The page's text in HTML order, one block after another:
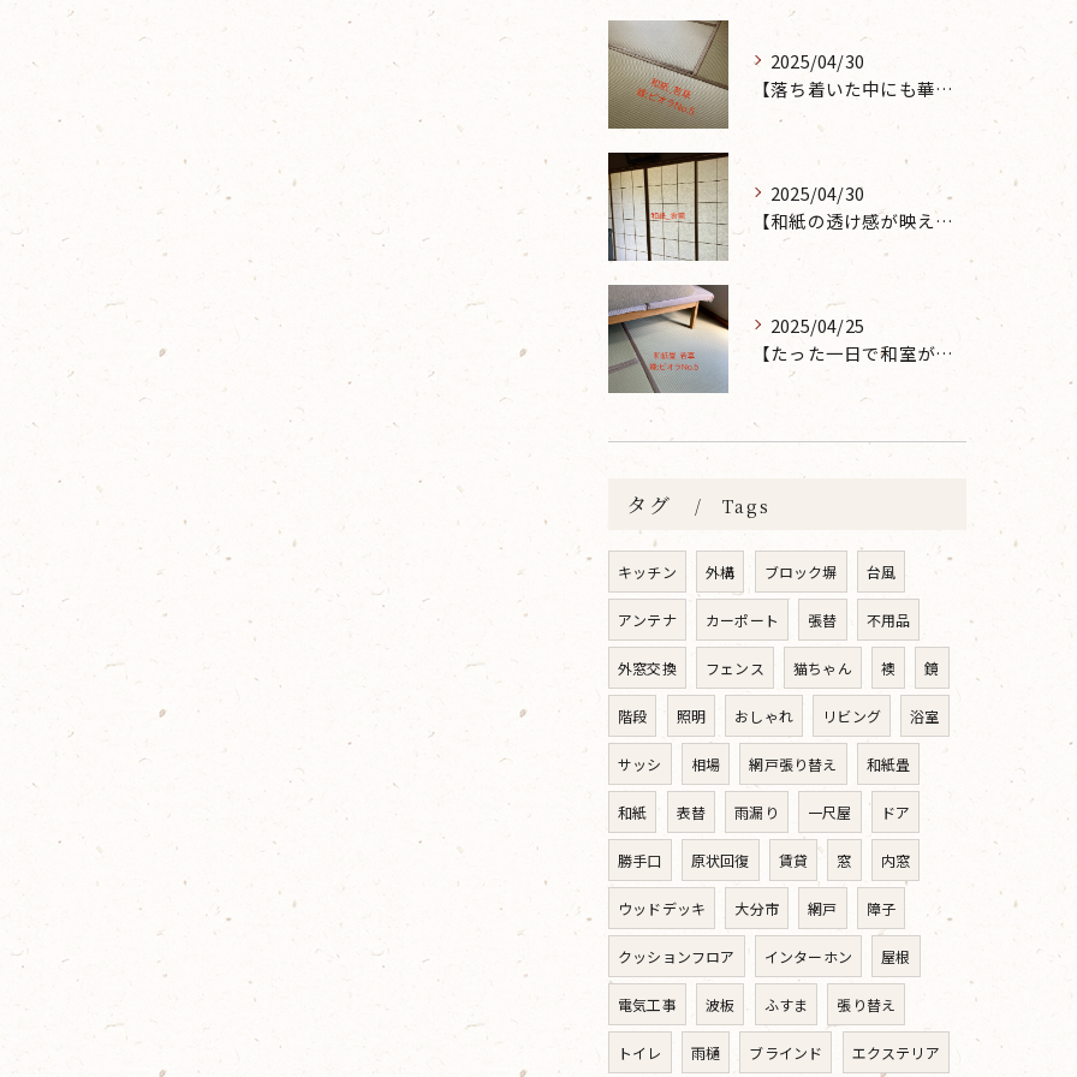
2025/04/30
【落ち着いた中にも華やかな雰囲気を】大分市で畳の表替えなら 張替本舗 金沢屋 坂ノ市店へ
2025/04/30
【和紙の透け感が映えるとても素敵な空間に】大分市で障子の張り替えなら 張替本舗 金沢屋 坂ノ市店へ
2025/04/25
【たった一日で和室が生まれ変わった話】畳の表替えなら 張替本舗 金沢屋 坂ノ市店へ
タグ Tags
キッチン 外構 ブロック塀 台風
アンテナ カーポート 張替 不用品
外窓交換 フェンス 猫ちゃん 襖 鏡
階段 照明 おしゃれ リビング 浴室
サッシ 相場 網戸張り替え 和紙畳
和紙 表替 雨漏り 一尺屋 ドア
勝手口 原状回復 賃貸 窓 内窓
ウッドデッキ 大分市 網戸 障子
クッションフロア インターホン 屋根
電気工事 波板 ふすま 張り替え
トイレ 雨樋 ブラインド エクステリア